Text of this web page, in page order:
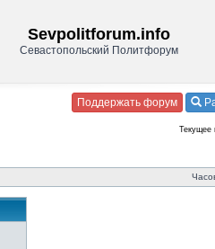
Sevpolitforum.info
Севастопольский Политфорум
Поддержать форум
Текущее